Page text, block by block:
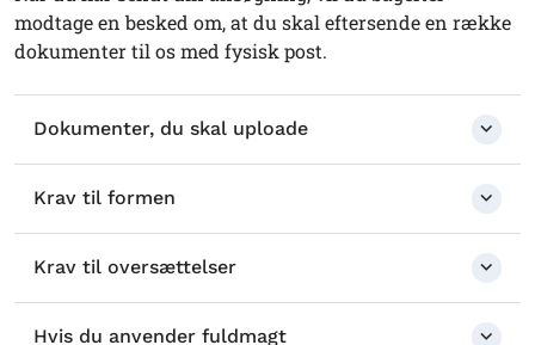
modtage en besked om, at du skal eftersende en række
dokumenter til os med fysisk post.
Dokumenter, du skal uploade
Krav til formen
Krav til oversættelser
Hvis du anvender fuldmagt